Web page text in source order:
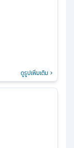
ดูรูปเพิ่มเติม